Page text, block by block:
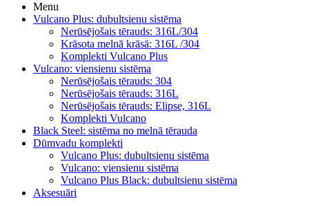
Menu
Vulcano Plus: dubultsienu sistēma
Nerūsējošais tērauds: 316L/304
Krāsota melnā krāsā: 316L /304
Komplekti Vulcano Plus
Vulcano: viensienu sistēma
Nerūsējošais tērauds: 304
Nerūsējošais tērauds: 316L
Nerūsējošais tērauds: Elipse, 316L
Komplekti Vulcano
Black Steel: sistēma no melnā tērauda
Dūmvadu komplekti
Vulcano Plus: dubultsienu sistēma
Vulcano: viensienu sistēma
Vulcano Plus Black: dubultsienu sistēma
Aksesuāri